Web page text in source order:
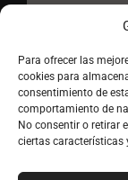
Para ofrecer las
cookies para
consentimiento de
comportamiento de
No consentir o retirar
ciertas características